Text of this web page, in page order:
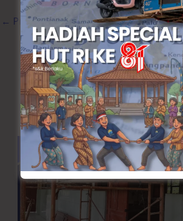
← Previous Post
Artikel